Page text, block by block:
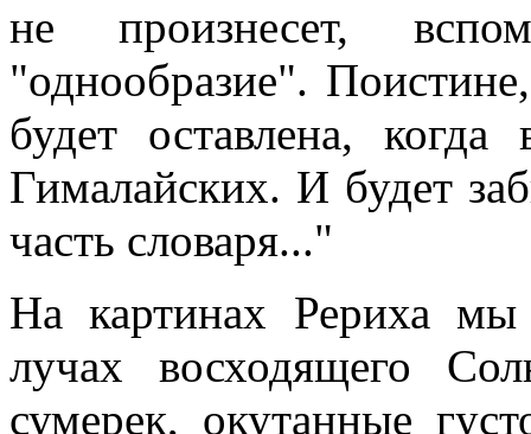
не произнесет,
"однообразие".
будет оставлена,
Гималайских. И будет
часть словаря..."
На картинах Рериха
лучах восходящего
сумерек, окутанные